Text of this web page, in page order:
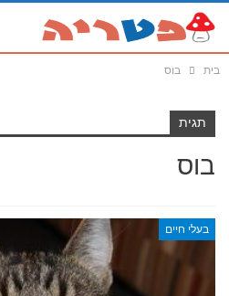
בית בוס
תגית
בוס
בעלי חיים